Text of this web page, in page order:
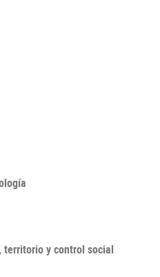
territorio y control social